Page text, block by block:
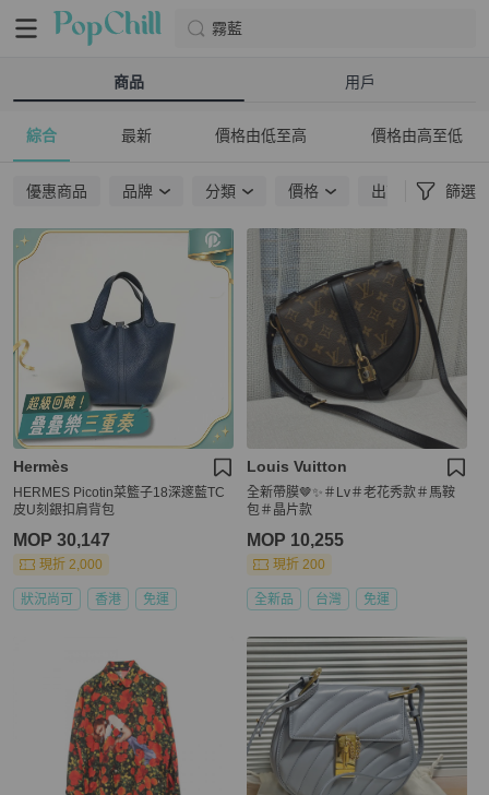
霧藍
商品 用戶
綜合 最新 價格由低至高 價格由高至低
優惠商品 品牌 分類 價格 出貨地點 篩選
Hermès
HERMES Picotin菜籃子18深邃藍TC
皮U刻銀扣肩背包
MOP 30,147
現折 2,000
狀況尚可 香港 免運
Louis Vuitton
全新帶膜🤎✨＃Lv＃老花秀款＃馬鞍
包＃晶片款
MOP 10,255
現折 200
全新品 台灣 免運